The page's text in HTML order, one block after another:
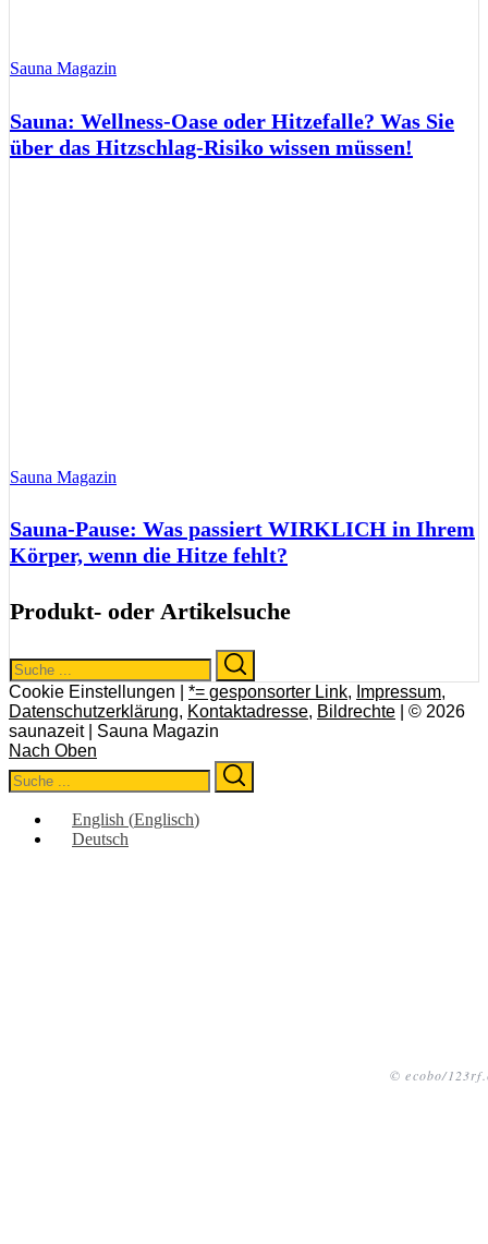
© ecobo/
Sauna Magazin
Sauna: Wellness-Oase oder Hitzefalle? Was Sie
über das Hitzschlag-Risiko wissen müssen!
Sauna Magazin
Sauna-Pause: Was passiert WIRKLICH in Ihrem
Körper, wenn die Hitze fehlt?
Produkt- oder Artikelsuche
Search
for:
Cookie Einstellungen | *= gesponsorter Link, Impressum,
Datenschutzerklärung, Kontaktadresse, Bildrechte | © 2026
saunazeit | Sauna Magazin
Nach Oben
Search
for:
English (Englisch)
Deutsch